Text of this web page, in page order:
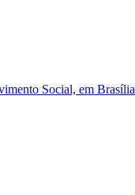
Social, em Brasília